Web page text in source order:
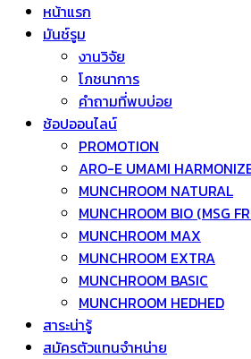
หน้าแรก
มันช์รูม
งานวิจัย
โภชนาการ
คำถามที่พบบ่อย
ช้อปออนไลน์
PROMOTION
ARO-E UMAMI
MUNCHROOM NATURAL
MUNCHROOM BIO (MSG
MUNCHROOM MAX
MUNCHROOM EXTRA
MUNCHROOM BASIC
MUNCHROOM HEDHED
สาระน่ารู้
สมัครตัวแทนจำหน่าย